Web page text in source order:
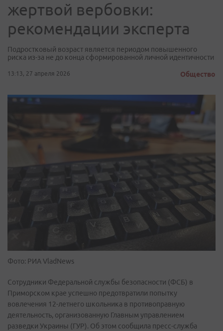
жертвой вербовки:
рекомендации эксперта
Подростковый возраст является периодом повышенного
риска из-за не до конца сформированной личной идентичности
13:13, 27 апреля 2026 Общество
Фото: РИА VladNews
Сотрудники Федеральной службы безопасности (ФСБ) в
Приморском крае успешно предотвратили попытку
вовлечения 12-летнего школьника в противоправную
деятельность, организованную Главным управлением
разведки Украины (ГУР). Об этом сообщила пресс-служба